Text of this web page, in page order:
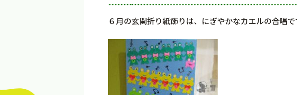
６月の玄関折り紙飾りは、にぎやかなカエルの合唱